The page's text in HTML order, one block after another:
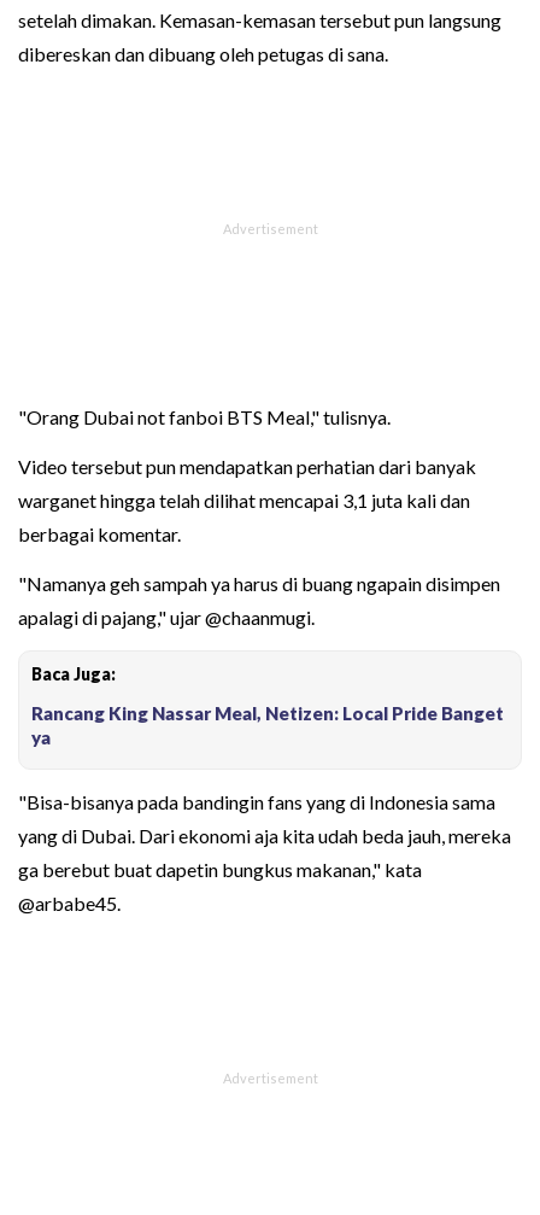
setelah dimakan. Kemasan-kemasan tersebut pun langsung
dibereskan dan dibuang oleh petugas di sana.
"Orang Dubai not fanboi BTS Meal," tulisnya.
Video tersebut pun mendapatkan perhatian dari banyak
warganet hingga telah dilihat mencapai 3,1 juta kali dan
berbagai komentar.
"Namanya geh sampah ya harus di buang ngapain disimpen
apalagi di pajang," ujar @chaanmugi.
Baca Juga:
Rancang King Nassar Meal, Netizen: Local Pride Banget
ya
"Bisa-bisanya pada bandingin fans yang di Indonesia sama
yang di Dubai. Dari ekonomi aja kita udah beda jauh, mereka
ga berebut buat dapetin bungkus makanan," kata
@arbabe45.